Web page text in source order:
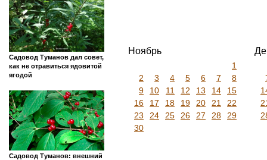
Садовод Туманов дал совет,
как не отравиться ядовитой
ягодой
Садовод Туманов: внешний
Ноябрь
1
2
3 4 5 6 7
8
9
10 11 12 13 14
15
16
17 18 19 20 21
22
23
24 25 26 27 28
29
30